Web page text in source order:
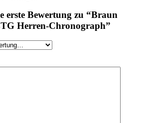
erste Bewertung zu “Braun
Herren-Chronograph”